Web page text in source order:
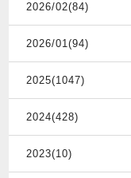
2026/02(84)
2026/01(94)
2025(1047)
2024(428)
2023(10)